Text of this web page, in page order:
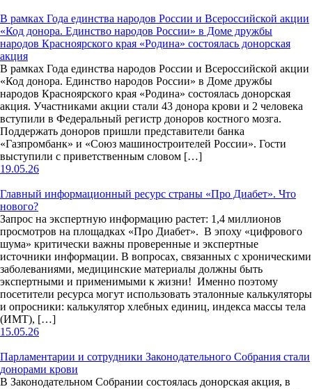
В рамках Года единства народов России и Всероссийской акции
«Код донора. Единство народов России» в Доме дружбы
народов Красноярского края «Родина» состоялась донорская
акция
В рамках Года единства народов России и Всероссийской акции
«Код донора. Единство народов России» в Доме дружбы
народов Красноярского края «Родина» состоялась донорская
акция. Участниками акции стали 43 донора крови и 2 человека
вступили в Федеральный регистр доноров костного мозга.
Поддержать доноров пришли представители банка
«Газпромбанк» и «Союз машиностроителей России». Гости
выступили с приветственным словом […]
19.05.26
Главный информационный ресурс страны «Про Диабет». Что
нового?
Запрос на экспертную информацию растет: 1,4 миллионов
просмотров на площадках «Про Диабет». В эпоху «цифрового
шума» критически важны проверенные и экспертные
источники информации. В вопросах, связанных с хроническими
заболеваниями, медицинские материалы должны быть
экспертными и применимыми к жизни! Именно поэтому
посетители ресурса могут использовать эталонные калькуляторы
и опросники: калькулятор хлебных единиц, индекса массы тела
(ИМТ), […]
15.05.26
Парламентарии и сотрудники Законодательного Собрания стали
донорами крови
В Законодательном Собрании состоялась донорская акция, в